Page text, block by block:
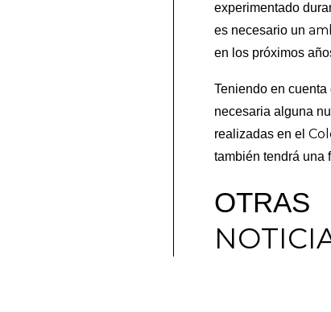
experimentado
es necesario un
en los próximos
Teniendo en
necesaria alguna
realizadas en el
también tendrá una
OTRAS